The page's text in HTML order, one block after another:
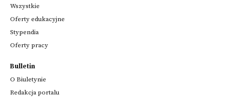
Wszystkie
Oferty edukacyjne
Stypendia
Oferty pracy
Bulletin
O Biuletynie
Redakcja portalu